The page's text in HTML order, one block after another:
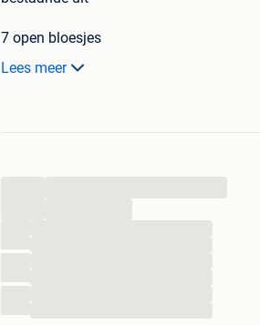
7 open bloesjes
1 jeans short
2 hemdjes met korte mouwen
Lees meer